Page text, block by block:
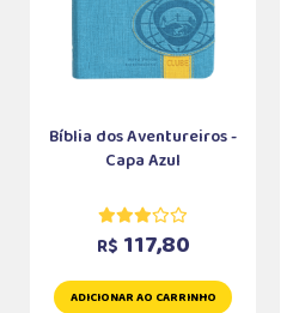
Bíblia dos Aventureiros -
Capa Azul
R$ 117,80
ADICIONAR AO CARRINHO